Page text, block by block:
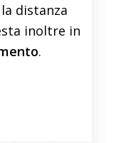
distanza
inoltre in
.